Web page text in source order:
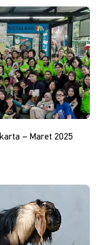
– Maret 2025